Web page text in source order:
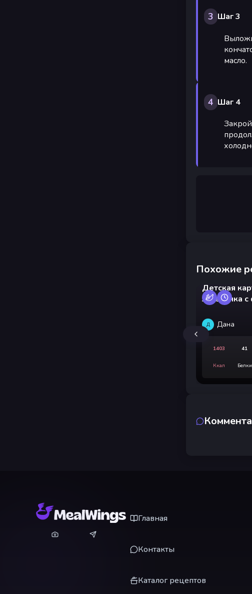
3 Шаг 3
масло.
4 Шаг 4
Похожие
Детская
запеканка
Д Дана
1403
Ккал
41
Белки
Главная
Контакты
Каталог рецептов